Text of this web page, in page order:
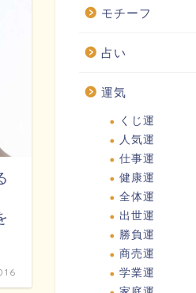
モチーフ
占い
運気
くじ運
人気運
仕事運
健康運
全体運
出世運
勝負運
商売運
学業運